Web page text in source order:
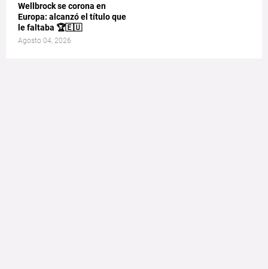
Wellbrock se corona en
Europa: alcanzó el título que
le faltaba 🏆🇪🇺
Agosto 04, 2026